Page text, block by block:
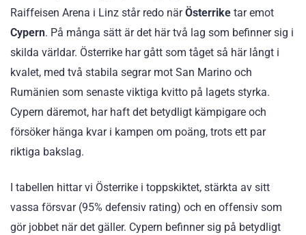
Raiffeisen Arena i Linz står redo närÖsterrike tar emot
Cypern. På många sätt är det här två lag som befinner sig i
skilda världar. Österrike har gått som tåget så här långt i
kvalet, med två stabila segrar mot San Marino och
Rumänien som senaste viktiga kvitto på lagets styrka.
Cypern däremot, har haft det betydligt kämpigare och
försöker hänga kvar i kampen om poäng, trots ett par
riktiga bakslag.
I tabellen hittar vi Österrike i toppskiktet, stärkta av sitt
vassa försvar (95% defensiv rating) och en offensiv som
gör jobbet när det gäller. Cypern befinner sig på betydligt